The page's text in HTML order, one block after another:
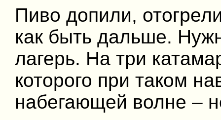
Пиво допили,
как быть дальше.
лагерь. На три
которого при таком
набегающей волне –